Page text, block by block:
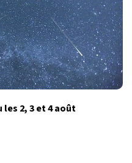
2, 3 et 4 août